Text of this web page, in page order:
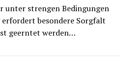
unter strengen Bedingungen
besondere Sorgfalt
geerntet werden…